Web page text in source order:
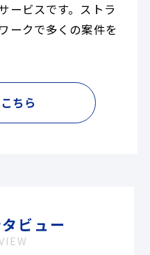
ービスです。ストラ
ークで多くの案件を
ちら
ビュー